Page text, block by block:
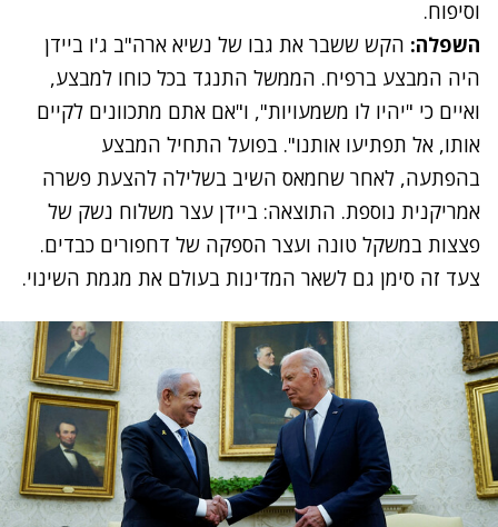
וסיפוח.
השפלה: הקש ששבר את גבו של נשיא ארה"ב ג'ו ביידן
היה המבצע ברפיח. הממשל התנגד בכל כוחו למבצע,
ואיים כי "יהיו לו משמעויות", ו"אם אתם מתכוונים לקיים
אותו, אל תפתיעו אותנו". בפועל התחיל המבצע
בהפתעה, לאחר שחמאס השיב בשלילה להצעת פשרה
אמריקנית נוספת. התוצאה: ביידן עצר משלוח נשק של
פצצות במשקל טונה ועצר הספקה של דחפורים כבדים.
צעד זה סימן גם לשאר המדינות בעולם את מגמת השינוי.